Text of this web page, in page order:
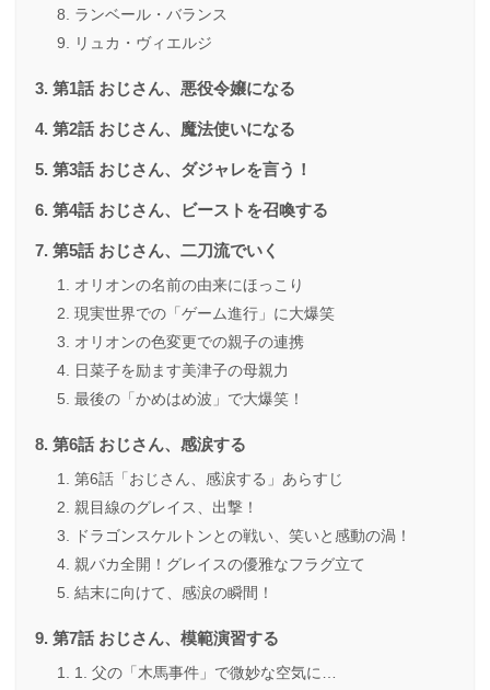
ランベール・バランス
リュカ・ヴィエルジ
第1話 おじさん、悪役令嬢になる
第2話 おじさん、魔法使いになる
第3話 おじさん、ダジャレを言う！
第4話 おじさん、ビーストを召喚する
第5話 おじさん、二刀流でいく
オリオンの名前の由来にほっこり
現実世界での「ゲーム進行」に大爆笑
オリオンの色変更での親子の連携
日菜子を励ます美津子の母親力
最後の「かめはめ波」で大爆笑！
第6話 おじさん、感涙する
第6話「おじさん、感涙する」あらすじ
親目線のグレイス、出撃！
ドラゴンスケルトンとの戦い、笑いと感動の渦！
親バカ全開！グレイスの優雅なフラグ立て
結末に向けて、感涙の瞬間！
第7話 おじさん、模範演習する
1. 父の「木馬事件」で微妙な空気に…